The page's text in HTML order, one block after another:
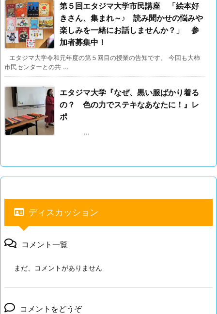
第５回エタジマ大学市民講座 「絵本好
きさん、集まれ～♪ 読み聞かせの悩みや
楽しみを一緒にお話しませんか？」 参
加者募集中！
エタジマ大学令和元年度の第５回目の授業の告知です。 今回も大柿
市民センターとの共 ...
エタジマ大学『なぜ、黒い服ばかり着る
の？ 色の力でステキなあなたに！』レ
ポ
...
ディスカッション
コメント一覧
まだ、コメントがありません
コメントをどうぞ